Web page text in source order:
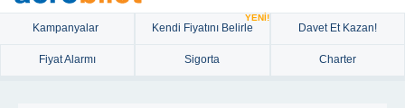
Kampanyalar Kendi Fiyatını Belirle
YENİ!
Davet Et Kazan!
Fiyat Alarmı Sigorta Charter